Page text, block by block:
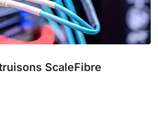
ScaleFibre